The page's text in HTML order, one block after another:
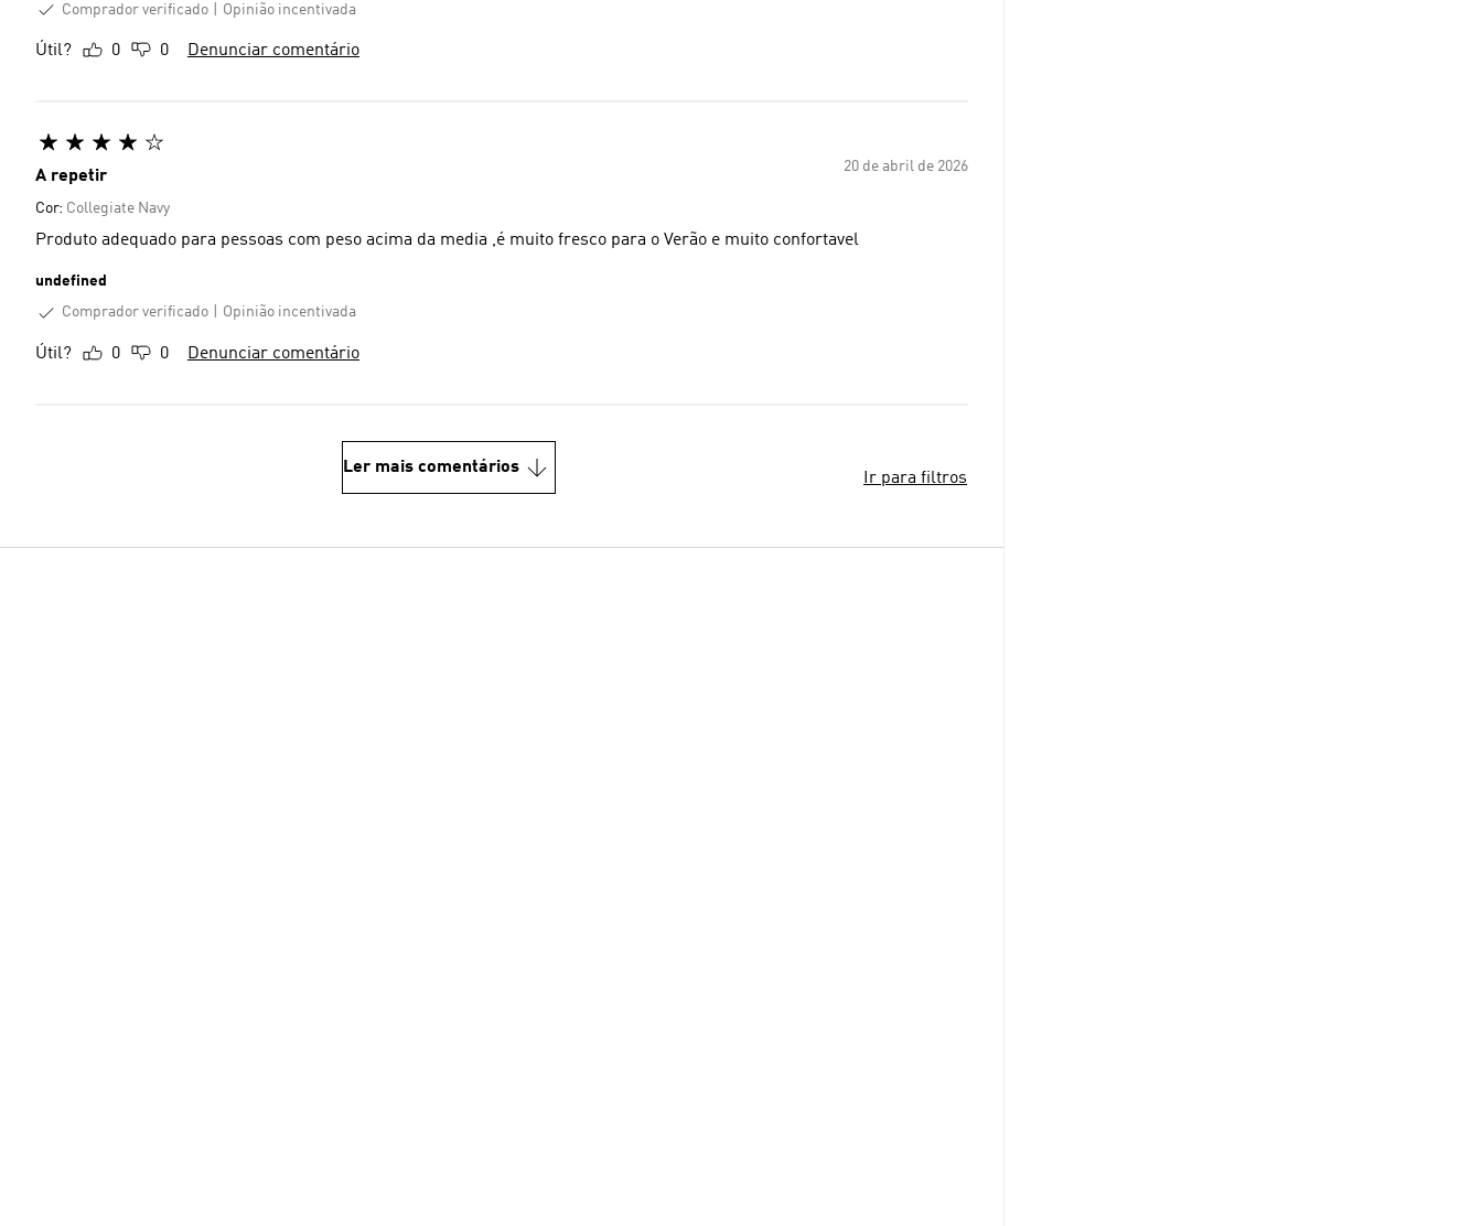
Comprador verificado
Opinião incentivada
Útil? 0 0 Denunciar comentário
20 de abril de 2026
A repetir
Cor: Collegiate Navy
Produto adequado para pessoas com peso acima da media ,é muito fresco para o Verão e muito confortavel
undefined
Comprador verificado
Opinião incentivada
Útil? 0 0 Denunciar comentário
Ler mais comentários
Ir para filtros